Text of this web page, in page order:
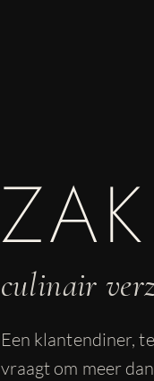
culinair
Een klantendiner,
vraagt om meer